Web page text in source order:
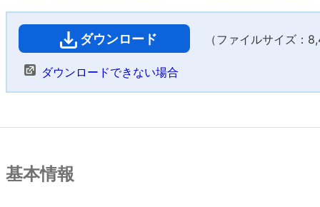
ダウンロード （ファイルサイズ：
ダウンロードできない場合
基本情報